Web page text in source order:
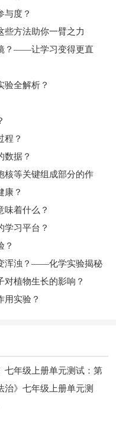
与度？
些方法助你一臂之力
？——让学习变得更直
验全解析？
程？
数据？
核等关键组成部分的作
康？
味着什么？
学习平台？
？
浑浊？——化学实验揭秘
对植物生长的影响？
用实验？
七年级上册单元测试：第
治》七年级上册单元测